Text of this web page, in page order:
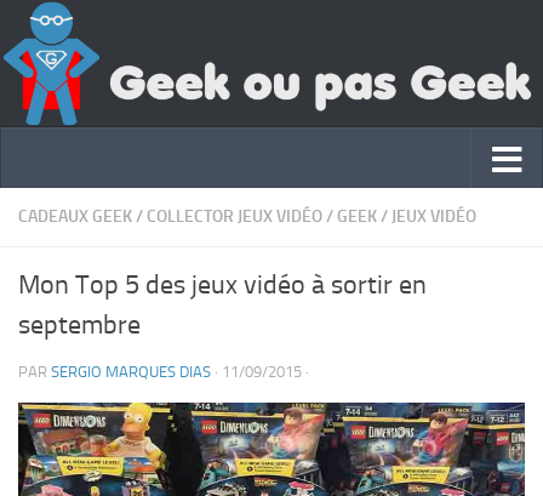
CADEAUX GEEK/ COLLECTOR JEUX VIDÉO/ GEEK/ JEUX VIDÉO
Mon Top 5 des jeux vidéo à sortir en
septembre
PAR SERGIO MARQUES DIAS · 11/09/2015 ·